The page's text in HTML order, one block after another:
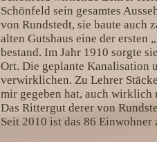
Schönfeld sein gesamtes
von Rundstedt, sie baute auch
alten Gutshaus eine der ersten
bestand. Im Jahr 1910 sorgte
Ort. Die geplante Kanalisation
verwirklichen. Zu Lehrer
mir gegeben hat, auch wirklich
Das Rittergut derer von
Seit 2010 ist das 86